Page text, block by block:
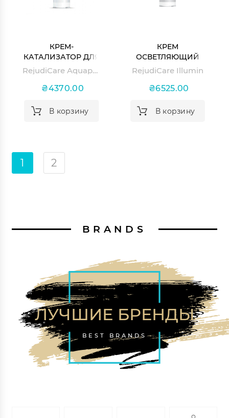
КРЕМ-
КАТАЛИЗАТОР ДЛЯ
ЛИЦА
RejudiCare Aquaprime
₴4370.00
В корзину
КРЕМ
ОСВЕТЛЯЮЩИЙ
RejudiCare Illumin
₴6525.00
В корзину
1 2
BRANDS
ЛУЧШИЕ БРЕНДЫ
BEST BRANDS